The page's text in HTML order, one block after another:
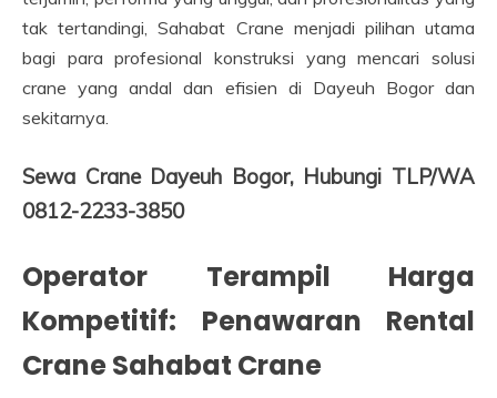
tak tertandingi, Sahabat Crane menjadi pilihan utama
bagi para profesional konstruksi yang mencari solusi
crane yang andal dan efisien di Dayeuh Bogor dan
sekitarnya.
Sewa Crane Dayeuh Bogor, Hubungi TLP/WA
0812-2233-3850
Operator Terampil Harga
Kompetitif: Penawaran Rental
Crane Sahabat Crane